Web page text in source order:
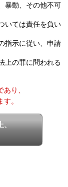
暴動、その他不可
いては責任を負い
指示に従い、申請
上の罪に問われる
り、
。
、